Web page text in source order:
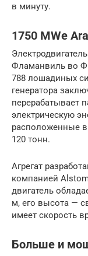
в минуту.
1750 MWe
Фламанвиль во
788 лошадиных
генератора
перерабатывает
электрическую
расположенные
120 тонн.
Агрегат
компанией
двигатель
м, его высота —
имеет скорость
Больше и